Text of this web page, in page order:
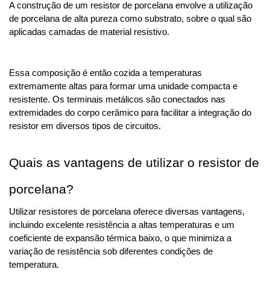
A construção de um resistor de porcelana envolve a utilização
de porcelana de alta pureza como substrato, sobre o qual são
aplicadas camadas de material resistivo.
Essa composição é então cozida a temperaturas
extremamente altas para formar uma unidade compacta e
resistente. Os terminais metálicos são conectados nas
extremidades do corpo cerâmico para facilitar a integração do
resistor em diversos tipos de circuitos.
Quais as vantagens de utilizar o resistor de
porcelana?
Utilizar resistores de porcelana oferece diversas vantagens,
incluindo excelente resistência a altas temperaturas e um
coeficiente de expansão térmica baixo, o que minimiza a
variação de resistência sob diferentes condições de
temperatura.